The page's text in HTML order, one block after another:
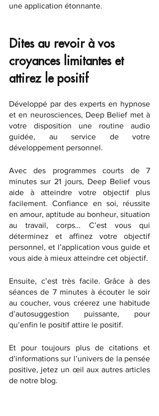
une application étonnante.
Dites au revoir à vos
croyances limitantes et
attirez le positif
Développé par des experts en hypnose
et en neurosciences, Deep Belief met à
votre disposition une routine audio
guidée, au service de votre
développement personnel.
Avec des programmes courts de 7
minutes sur 21 jours, Deep Belief vous
aide à atteindre votre objectif plus
facilement. Confiance en soi, réussite
en amour, aptitude au bonheur, situation
au travail, corps… C’est vous qui
déterminez et affinez votre objectif
personnel, et l’application vous guide et
vous aide à mieux atteindre cet objectif.
Ensuite, c’est très facile. Grâce à des
séances de 7 minutes à écouter le soir
au coucher, vous créerez une habitude
d’autosuggestion puissante, pour
qu’enfin le positif attire le positif.
Et pour toujours plus de citations et
d’informations sur l’univers de la pensée
positive, jetez un œil aux autres articles
de notre blog.